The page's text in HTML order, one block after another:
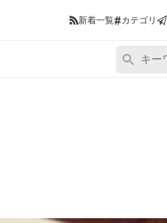
新着一覧#カテゴリ